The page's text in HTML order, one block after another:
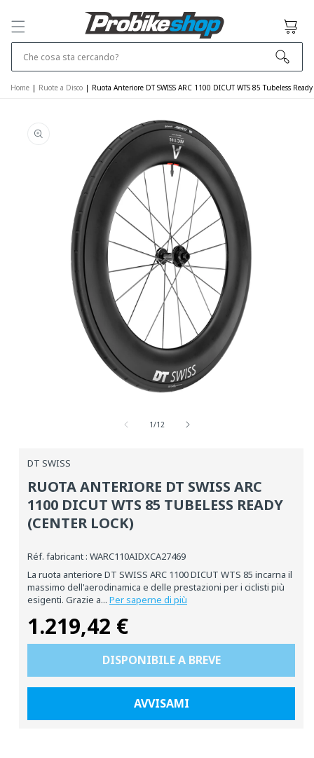
CONTENUTO
Che cosa sta cercando?
Cestino
Home | Ruote a Disco | Ruota Anteriore DT SWISS ARC 1100 DICUT WTS 85 Tubeless
PRODOTTO
modale
1/su
12
DT SWISS
RUOTA ANTERIORE DT SWISS ARC
1100 DICUT WTS 85 TUBELESS READY
(CENTER LOCK)
Réf. fabricant : WARC110AIDXCA27469
La ruota anteriore DT SWISS ARC 1100 DICUT WTS 85 incarna il
massimo dell'aerodinamica e delle prestazioni per i ciclisti più
esigenti. Grazie a... Per saperne di più
Prezzo
normale
1.219,42 €
DISPONIBILE A BREVE
AVVISAMI